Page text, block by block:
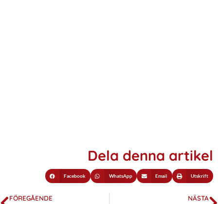
Dela denna artikel
Facebook WhatsApp Email Utskrift
FÖREGÅENDE NÄSTA